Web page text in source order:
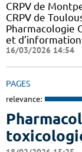
CRPV de
CRPV de
Pharmacologie
et
16/03/2026 14:54
PAGES
relevance: